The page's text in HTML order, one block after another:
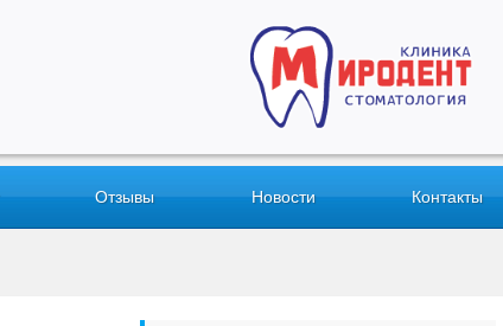
Отзывы Новости Контакты